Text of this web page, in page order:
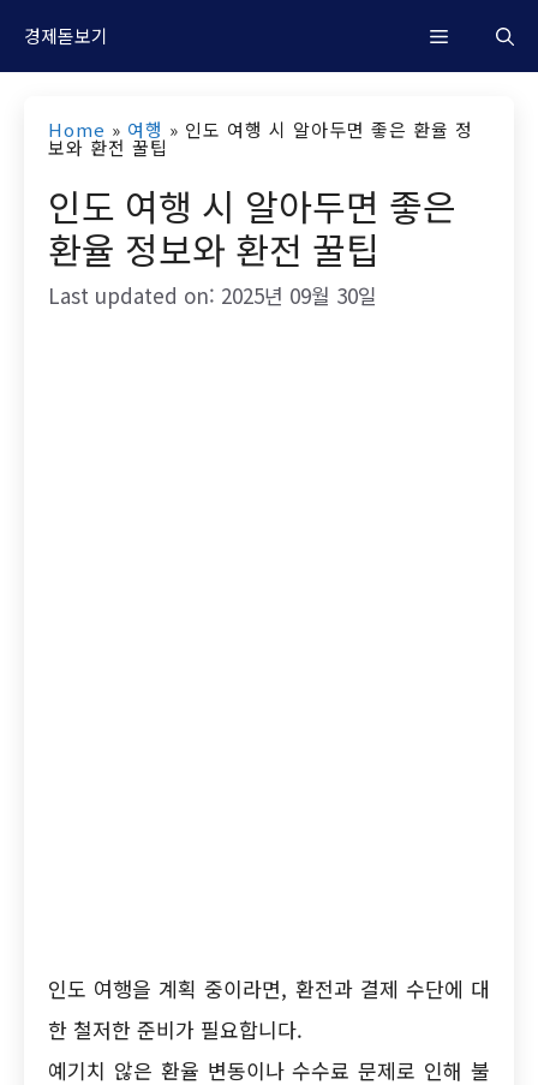
경제돋보기 M
Home » 여행 » 인도 여행 시 알아두면 좋은 환율 정
보와 환전 꿀팁
인도 여행 시 알아두면 좋은
환율 정보와 환전 꿀팁
Last updated on: 2025년 09월 30일
인도 여행을 계획 중이라면, 환전과 결제 수단에 대
한 철저한 준비가 필요합니다.
예기치 않은 환율 변동이나 수수료 문제로 인해 불